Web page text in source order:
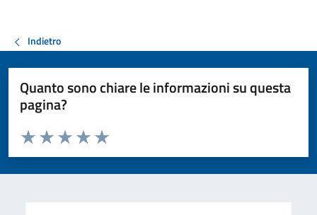
Indietro
Quanto sono chiare le informazioni su questa
pagina?
Valuta da 1 a 5 stelle la pagina
Valuta 5 stelle su 5
Valuta 4 stelle su 5
Valuta 3 stelle su 5
Valuta 2 stelle su 5
Valuta 1 stelle su 5